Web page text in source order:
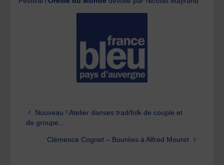
Nouveau ! Atelier danses trad/folk de couple et
de groupe…
Clémence Cognet – Bourées à Alfred Mouret